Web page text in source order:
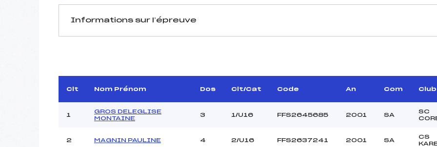
Informations sur l’épreuve
Arbitre :
MASCIA MARIO (SA)
Assistant :
–
Altitude départ :
Altitude arrivée :
MANCHE 1 MANCHE 2
Clt Nom Prénom Dos Clt/Cat Code An Com Club
1
GROS DELEGLISE
MONTAINE
3 1/U16 FFS2645685 2001 SA
SC
2 MAGNIN PAULINE 4 2/U16 FFS2637241 2001 SA
CS